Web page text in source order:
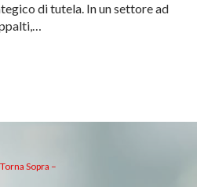
di tutela. In un settore ad
Sopra –